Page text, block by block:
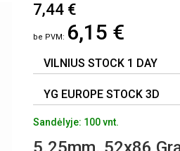
7,44 €
6,15 €
VILNIUS STOCK 1 DAY
YG EUROPE STOCK 3D
Sandėlyje: 100 vnt.